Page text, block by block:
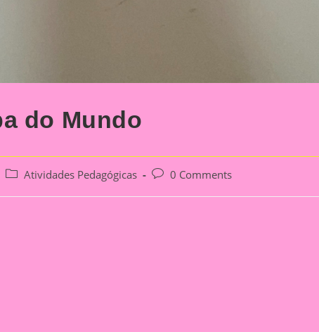
do Mundo
PostAtividades Pedagógicas
Post0 Comments